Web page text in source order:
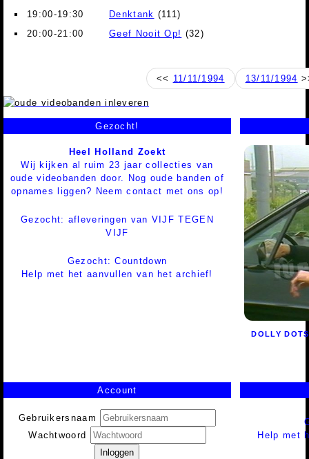
19:00-19:30 Denktank (111)
20:00-21:00
Geef Nooit Op! (32)
<< 11/11/1994 13/11/1994
Gezocht!
Heel Holland Zoekt
Wij kijken al ruim 23 jaar collecties van
oude videobanden door. Nog oude banden of
opnames liggen? Neem contact met ons op!
Gezocht: afleveringen van VIJF TEGEN
VIJF
Gezocht: Countdown
Help met het aanvullen van het archief!
DOLLY DOTS
Account
Gebruikersnaam
Wachtwoord
Inloggen
Help met